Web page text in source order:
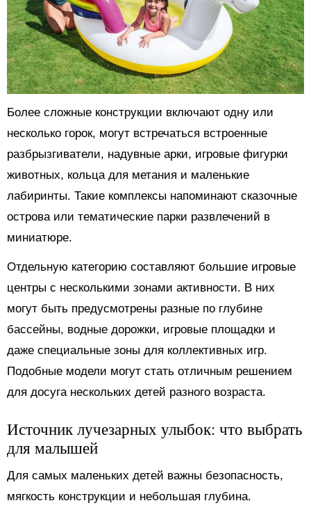
Более сложные конструкции включают одну или
несколько горок, могут встречаться встроенные
разбрызгиватели, надувные арки, игровые фигурки
животных, кольца для метания и маленькие
лабиринты. Такие комплексы напоминают сказочные
острова или тематические парки развлечений в
миниатюре.
Отдельную категорию составляют большие игровые
центры с несколькими зонами активности. В них
могут быть предусмотрены разные по глубине
бассейны, водные дорожки, игровые площадки и
даже специальные зоны для коллективных игр.
Подобные модели могут стать отличным решением
для досуга нескольких детей разного возраста.
Источник лучезарных улыбок: что выбрать
для малышей
Для самых маленьких детей важны безопасность,
мягкость конструкции и небольшая глубина.